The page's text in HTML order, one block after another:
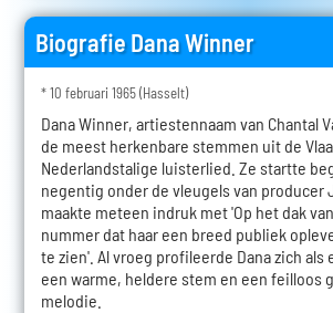
Biografie Dana Winner
* 10 februari 1965 (Hasselt)
Dana Winner, artiestennaam van Chantal
de meest herkenbare stemmen uit de
Nederlandstalige luisterlied. Ze startte
negentig onder de vleugels van producer
maakte meteen indruk met 'Op het dak
nummer dat haar een breed publiek
te zien'. Al vroeg profileerde Dana zich als
een warme, heldere stem en een feilloos
melodie.